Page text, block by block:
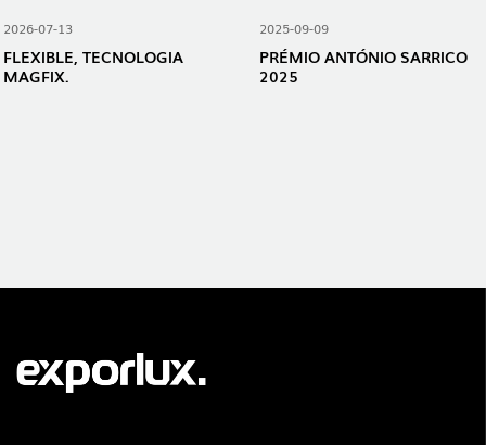
2026-07-13
FLEXIBLE, TECNOLOGIA
MAGFIX.
2025-09-09
PRÉMIO ANTÓNIO SARRICO
2025